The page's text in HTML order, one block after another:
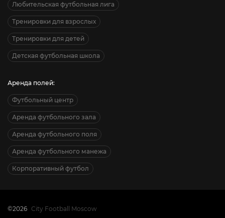
Любительская футбольная лига
Тренировки для взрослых
Тренировки для детей
Детская футбольная школа
Аренда полей:
Футбольный центр
Аренда футбольного зала
Аренда футбольного поля
Аренда футбольного манежа
Корпоративный футбол
©2026 City Football Moscow